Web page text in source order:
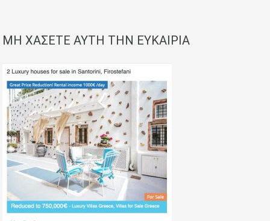
ΜΗ ΧΑΣΕΤΕ ΑΥΤΗ ΤΗΝ ΕΥΚΑΙΡΙΑ